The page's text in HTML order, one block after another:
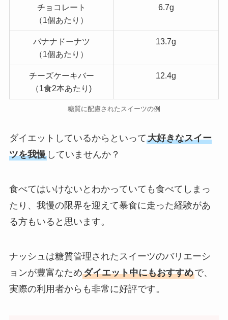
チョコレート
（1個あたり）
6.7g
バナナドーナツ
（1個あたり）
13.7g
チーズケーキバー
（1食2本あたり)
12.4g
糖質に配慮されたスイーツの例
ダイエットしているからといって大好きなスイー
ツを我慢していませんか？
食べてはいけないとわかっていても食べてしまっ
たり、我慢の限界を迎えて暴食に走った経験があ
る方もいると思います。
ナッシュは糖質管理されたスイーツのバリエーシ
ョンが豊富なためダイエット中にもおすすめで、
実際の利用者からも非常に好評です。